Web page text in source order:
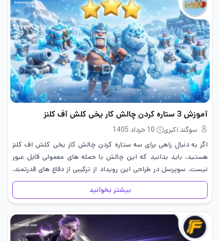
آموزش 3 ستاره کردن چالش کار یخی کلش آف کلنز
سوگند اکبری
10 خرداد 1405
اگر به دنبال راهی برای سه ستاره کردن چالش کار یخی کلش اف کلنز
هستید، باید بدانید که این چالش با حمله های معمولی قابل عبور
نیست. سوپرسل در طراحی این رویداد از ترکیبی از دفاع های قدرتمند،
چیدمان هوشمندانه…
بیشتر بخوانید